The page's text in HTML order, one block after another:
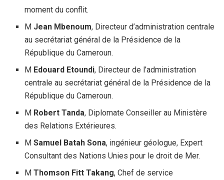
moment du conflit.
M Jean Mbenoum, Directeur d’administration centrale
au secrétariat général de la Présidence de la
République du Cameroun.
M Edouard Etoundi, Directeur de l’administration
centrale au secrétariat général de la Présidence de la
République du Cameroun.
M Robert Tanda, Diplomate Conseiller au Ministère
des Relations Extérieures.
MSamuel Batah Sona, ingénieur géologue, Expert
Consultant des Nations Unies pour le droit de Mer.
MThomson Fitt Takang, Chef de service